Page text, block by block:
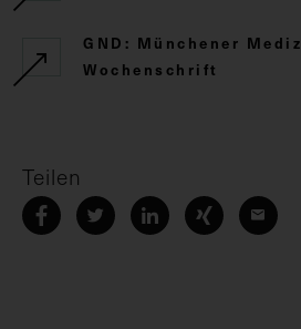
GND: Münchener
Wochenschrift
Teilen